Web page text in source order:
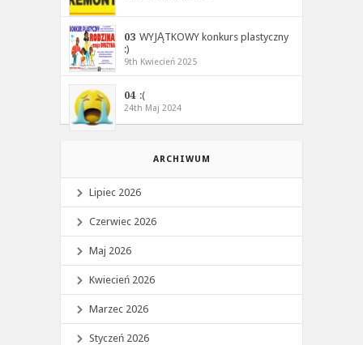
03 WYJĄTKOWY konkurs plastyczny
:)
9th Kwiecień 2025
04 :(
24th Maj 2024
ARCHIWUM
Lipiec 2026
Czerwiec 2026
Maj 2026
Kwiecień 2026
Marzec 2026
Styczeń 2026